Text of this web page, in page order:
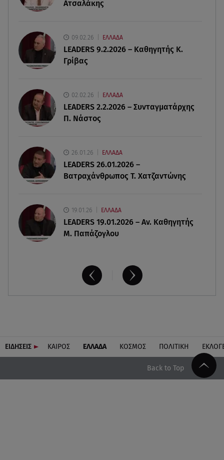
06.08.26 , 21:22
06.08.26 , 21:07
Motor Oil: Δωρεά πυροσβεστικών οχημάτων και
06.08.26 , 20:49
Άκης Παυλόπουλος: Η τρυφερή εξομολόγηση
της συζύγου του, Ελένης Φωτοπούλου
Πώς επικοινωνούν τα ελικόπτερα στη φωτιά και
ο ρόλος του «συνδέσμου»
Ατσαλάκης
09.02.26 ΕΛΛΑΔΑ
LEADERS 9.2.2026 – Καθηγητής Κ.
Γρίβας
02.02.26 ΕΛΛΑΔΑ
LEADERS 2.2.2026 – Συνταγματάρχης
Π. Νάστος
26.01.26 ΕΛΛΑΔΑ
LEADERS 26.01.2026 –
Βατραχάνθρωπος Τ. Χατζαντώνης
19.01.26 ΕΛΛΑΔΑ
LEADERS 19.01.2026 – Αν. Καθηγητής
Μ. Παπάζογλου
ΕΙΔΗΣΕΙΣ ΚΑΙΡΟΣ ΕΛΛΑΔΑ ΚΟΣΜΟΣ ΠΟΛΙΤΙΚΗ
Back to Top